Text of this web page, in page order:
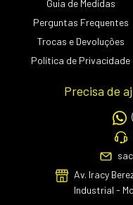
Guia de Medidas
Perguntas Frequentes
Trocas e Devoluções
Política de Privacidade
Precisa de
Av. Iracy
Industrial -